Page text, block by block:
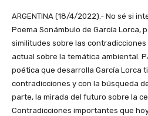
ARGENTINA (18/4/2022).- No sé si
Poema Sonámbulo de García Lorca,
similitudes sobre las
actual sobre la temática ambiental.
poética que desarrolla García Lorca
contradicciones y con la búsqueda
parte, la mirada del futuro sobre la
Contradicciones importantes que